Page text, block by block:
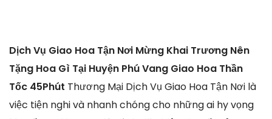
Dịch Vụ Giao Hoa Tận Nơi Mừng Khai Trương Nên
Tặng Hoa Gì Tại Huyện Phú Vang Giao Hoa Thần
Tốc 45Phút Thương Mại Dịch Vụ Giao Hoa Tận Nơi là
việc tiện nghi và nhanh chóng cho những ai hy vọng